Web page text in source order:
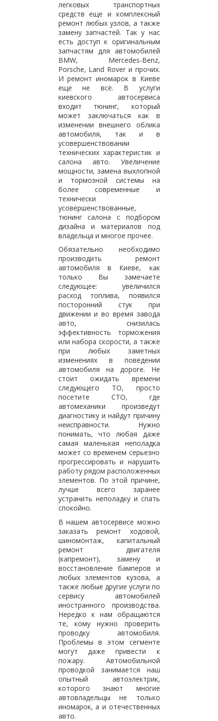
легковых транспортных
средств еще и комплексный
ремонт любых узлов, а также
замену запчастей. Так у нас
есть доступ к оригинальным
запчастям для автомобилей
BMW, Mercedes-Benz,
Porsche, Land Rover и прочих.
И ремонт иномарок в Киеве
еще не всё. В услуги
киевского автосервиса
входит тюнинг, который
может заключаться как в
изменении внешнего облика
автомобиля, так и в
усовершенствовании
технических характеристик и
салона авто. Увеличение
мощности, замена выхлопной
и тормозной системы на
более современные и
технически
усовершенствованные,
тюнинг салона с подбором
дизайна и материалов под
владельца и многое прочее.
Обязательно необходимо
производить ремонт
автомобиля в Киеве, как
только Вы замечаете
следующее: увеличился
расход топлива, появился
посторонний стук при
движении и во время завода
авто, снизилась
эффективность торможения
или набора скорости, а также
при любых заметных
изменениях в поведении
автомобиля на дороге. Не
стоит ожидать времени
следующего ТО, просто
посетите СТО, где
автомеханики произведут
диагностику и найдут причину
неисправности. Нужно
понимать, что любая даже
самая маленькая неполадка
может со временем серьезно
прогрессировать и нарушить
работу рядом расположенных
элементов. По этой причине,
лучше всего заранее
устранить неполадку и спать
спокойно.
В нашем автосервисе можно
заказать ремонт ходовой,
шиномонтаж, капитальный
ремонт двигателя
(капремонт), замену и
восстановление бамперов и
любых элементов кузова, а
также любые другие услуги по
сервису автомобилей
иностранного производства.
Нередко к нам обращаются
те, кому нужно проверить
проводку автомобиля.
Проблемы в этом сегменте
могут даже привести к
пожару. Автомобильной
проводкой занимается наш
опытный автоэлектрик,
которого знают многие
автовладельцы не только
иномарок, а и отечественных
авто.